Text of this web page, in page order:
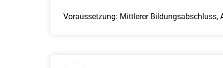
Voraussetzung: Mittlerer Bildungsabschluss,